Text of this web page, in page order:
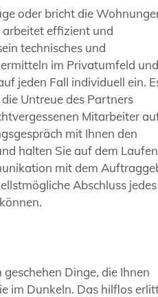
oder bricht die
effizient und
technisches und
im Privatumfeld
jeden Fall individuell ein.
Untreue des Partners
Mitarbeiter
mit Ihnen den
halten Sie auf dem
mit dem
Abschluss jedes
Dinge, die Ihnen
im Dunkeln. Das hilflos